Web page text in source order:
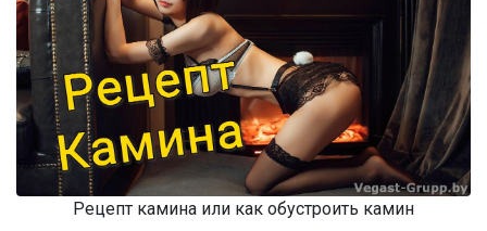
Рецепт камина или как обустроить камин